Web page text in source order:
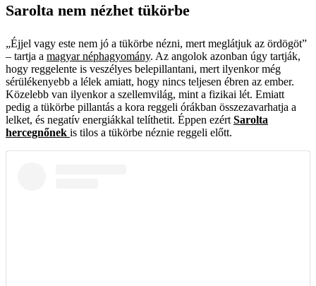
Sarolta nem nézhet tükörbe
„Éjjel vagy este nem jó a tükörbe nézni, mert meglátjuk az ördögöt”
– tartja a magyar néphagyomány. Az angolok azonban úgy tartják,
hogy reggelente is veszélyes belepillantani, mert ilyenkor még
sérülékenyebb a lélek amiatt, hogy nincs teljesen ébren az ember.
Közelebb van ilyenkor a szellemvilág, mint a fizikai lét. Emiatt
pedig a tükörbe pillantás a kora reggeli órákban összezavarhatja a
lelket, és negatív energiákkal telíthetit. Éppen ezért Sarolta
hercegnőnek is tilos a tükörbe néznie reggeli előtt.